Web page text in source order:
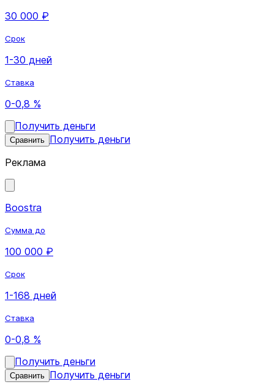
30 000 ₽
Срок
1-30 дней
Ставка
0-0,8 %
Получить деньги
Сравнить Получить деньги
Реклама
Boostra
Сумма до
100 000 ₽
Срок
1-168 дней
Ставка
0-0,8 %
Получить деньги
Сравнить Получить деньги